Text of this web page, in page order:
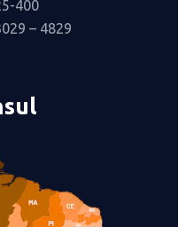
400
– 4829